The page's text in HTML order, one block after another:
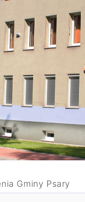
Gminy Psary